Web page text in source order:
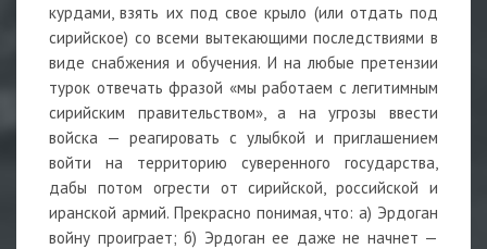
курдами, взять их под свое крыло (или отдать под
сирийское) со всеми вытекающими последствиями в
виде снабжения и обучения. И на любые претензии
турок отвечать фразой «мы работаем с легитимным
сирийским правительством», а на угрозы ввести
войска — реагировать с улыбкой и приглашением
войти на территорию суверенного государства,
дабы потом огрести от сирийской, российской и
иранской армий. Прекрасно понимая, что: а) Эрдоган
войну проиграет; б) Эрдоган ее даже не начнет —